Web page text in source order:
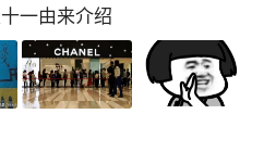
一由来介绍